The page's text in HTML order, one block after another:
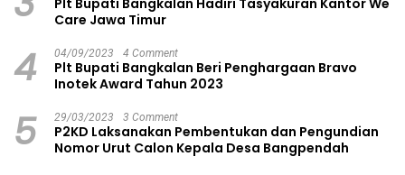
Care Jawa Timur
4 04/09/2023 4 Comment
Plt Bupati Bangkalan Beri Penghargaan Bravo
Inotek Award Tahun 2023
5 29/03/2023 3 Comment
P2KD Laksanakan Pembentukan dan Pengundian
Nomor Urut Calon Kepala Desa Bangpendah